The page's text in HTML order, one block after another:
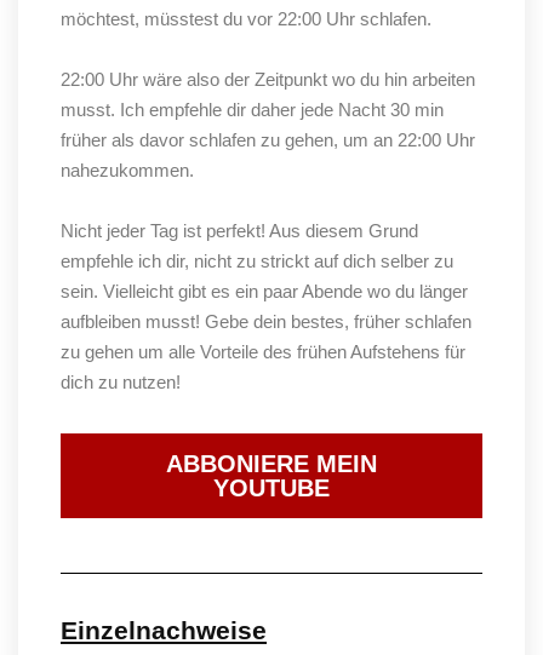
möchtest, müsstest du vor 22:00 Uhr schlafen.
22:00 Uhr wäre also der Zeitpunkt wo du hin arbeiten
musst. Ich empfehle dir daher jede Nacht 30 min
früher als davor schlafen zu gehen, um an 22:00 Uhr
nahezukommen.
Nicht jeder Tag ist perfekt! Aus diesem Grund
empfehle ich dir, nicht zu strickt auf dich selber zu
sein. Vielleicht gibt es ein paar Abende wo du länger
aufbleiben musst! Gebe dein bestes, früher schlafen
zu gehen um alle Vorteile des frühen Aufstehens für
dich zu nutzen!
ABBONIERE MEIN
YOUTUBE
Einzelnachweise